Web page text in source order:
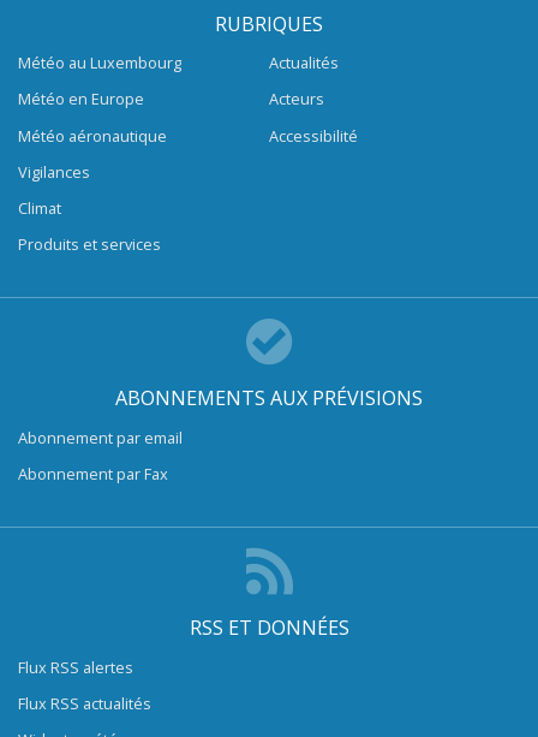
RUBRIQUES
Météo au Luxembourg
Météo en Europe
Météo aéronautique
Vigilances
Climat
Produits et services
Actualités
Acteurs
Accessibilité
ABONNEMENTS AUX PRÉVISIONS
Abonnement par email
Abonnement par Fax
RSS ET DONNÉES
Flux RSS alertes
Flux RSS actualités